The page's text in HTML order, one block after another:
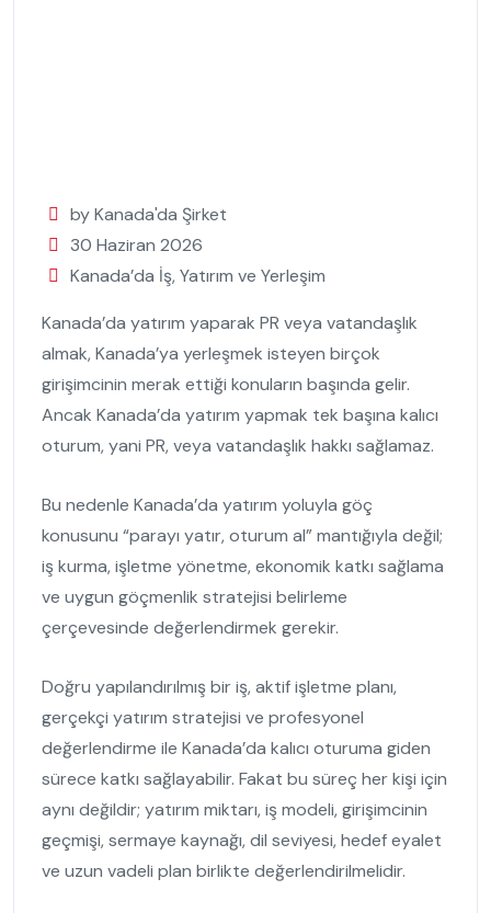
by Kanada'da Şirket
30 Haziran 2026
Kanada’da İş, Yatırım ve Yerleşim
Kanada’da yatırım yaparak PR veya vatandaşlık
almak, Kanada’ya yerleşmek isteyen birçok
girişimcinin merak ettiği konuların başında gelir.
Ancak Kanada’da yatırım yapmak tek başına kalıcı
oturum, yani PR, veya vatandaşlık hakkı sağlamaz.
Bu nedenle Kanada’da yatırım yoluyla göç
konusunu “parayı yatır, oturum al” mantığıyla değil;
iş kurma, işletme yönetme, ekonomik katkı sağlama
ve uygun göçmenlik stratejisi belirleme
çerçevesinde değerlendirmek gerekir.
Doğru yapılandırılmış bir iş, aktif işletme planı,
gerçekçi yatırım stratejisi ve profesyonel
değerlendirme ile Kanada’da kalıcı oturuma giden
sürece katkı sağlayabilir. Fakat bu süreç her kişi için
aynı değildir; yatırım miktarı, iş modeli, girişimcinin
geçmişi, sermaye kaynağı, dil seviyesi, hedef eyalet
ve uzun vadeli plan birlikte değerlendirilmelidir.